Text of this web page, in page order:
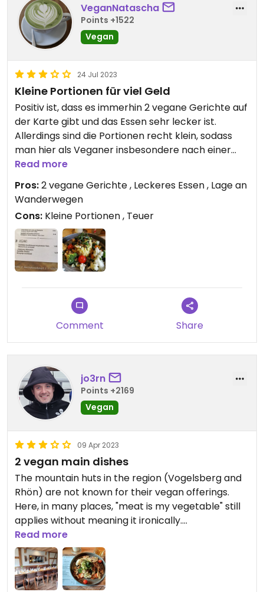
VeganNatascha
Points +1522
Vegan
24 Jul 2023
Kleine Portionen für viel Geld
Positiv ist, dass es immerhin 2 vegane Gerichte auf
der Karte gibt und das Essen sehr lecker ist.
Allerdings sind die Portionen recht klein, sodass
man hier als Veganer insbesondere nach einer
Wanderung kaum satt wird. Da müsste man
mindestens beide veganen Gerichte bestellen 😉
Ich hatte auch einen Cappuccino mit Hafermilch.
Read more
Pros:2 vegane Gerichte , Leckeres Essen , Lage an
Wanderwegen
Cons: Kleine Portionen , Teuer
Comment Share
jo3rn
Points +2169
Vegan
09 Apr 2023
2 vegan main dishes
The mountain huts in the region (Vogelsberg and
Rhön) are not known for their vegan offerings.
Here, in many places, "meat is my vegetable" still
applies without meaning it ironically.
It is therefore nice to see that 2 main dishes are
declared vegan. They are not cheap, but relatively
less expensive than the other dishes. The taste
Read more